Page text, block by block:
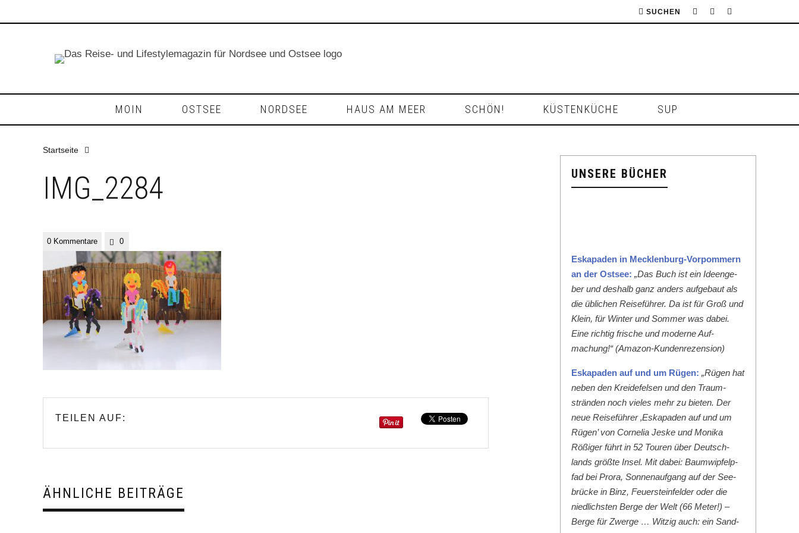
SUCHEN
MOIN OSTSEE NORDSEE HAUS AM MEER SCHÖN! KÜSTENKÜCHE SUP
Startseite
IMG_2284
0 Kommentare 0
TEILEN AUF:
ÄHNLICHE BEITRÄGE
UNSERE BÜCHER
Eska­paden in Meck­len­burg-Vor­pom­mern
an der Ost­see: „Das Buch ist ein Ideenge­
ber und deshalb ganz anders aufge­baut als
die üblichen Reise­führer. Da ist für Groß und
Klein, für Win­ter und Som­mer was dabei.
Eine richtig frische und mod­erne Auf­
machung!“ (Ama­zon-Kun­den­rezen­sion)
Eska­paden auf und um Rügen: „Rügen hat
neben den Krei­de­felsen und den Traum­
strän­den noch vieles mehr zu bieten. Der
neue Reise­führer ‚Eska­paden auf und um
Rügen’ von Cor­nelia Jeske und Moni­ka
Rößiger führt in 52 Touren über Deutsch­
lands größte Insel. Mit dabei: Baumwipfelp­
fad bei Pro­ra, Son­nenauf­gang auf der See­
brücke in Binz, Feuer­ste­in­felder oder die
niedlich­sten Berge der Welt (66 Meter!) –
Berge für Zwerge … Witzig auch: ein Sand­